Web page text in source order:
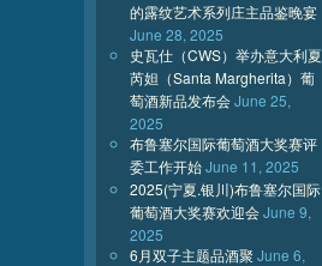
的露纹艺术系列庄主品鉴晚宴
June 28, 2025
史瓦仕（CWS）举办意大利夏
芮妲（Santa Margherita）葡
萄酒新品发布会June 25,
2025
布鲁塞尔国际葡萄酒大奖赛评
委工作开始June 11, 2025
2025(宁夏.银川)布鲁塞尔国际
葡萄酒大奖赛欢迎会June 9,
2025
6月双子主题品酒聚 June 6,